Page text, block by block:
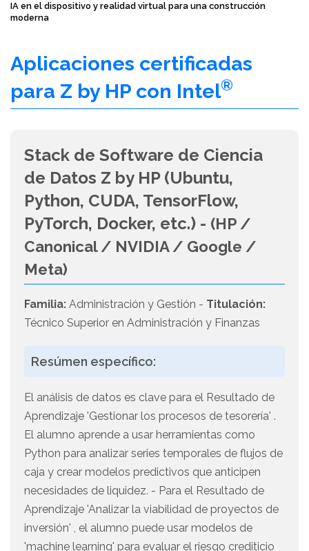
IA en el dispositivo y realidad virtual para una construcción
moderna
Aplicaciones certificadas
para Z by HP con Intel®
Stack de Software de Ciencia
de Datos Z by HP (Ubuntu,
Python, CUDA, TensorFlow,
PyTorch, Docker, etc.) - (HP /
Canonical / NVIDIA / Google /
Meta)
Familia: Administración y Gestión - Titulación:
Técnico Superior en Administración y Finanzas
Resúmen específico:
El análisis de datos es clave para el Resultado de
Aprendizaje 'Gestionar los procesos de tesorería' .
El alumno aprende a usar herramientas como
Python para analizar series temporales de flujos de
caja y crear modelos predictivos que anticipen
necesidades de liquidez. - Para el Resultado de
Aprendizaje 'Analizar la viabilidad de proyectos de
inversión' , el alumno puede usar modelos de
'machine learning' para evaluar el riesgo crediticio